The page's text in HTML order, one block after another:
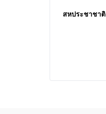
สหประชาชาติ